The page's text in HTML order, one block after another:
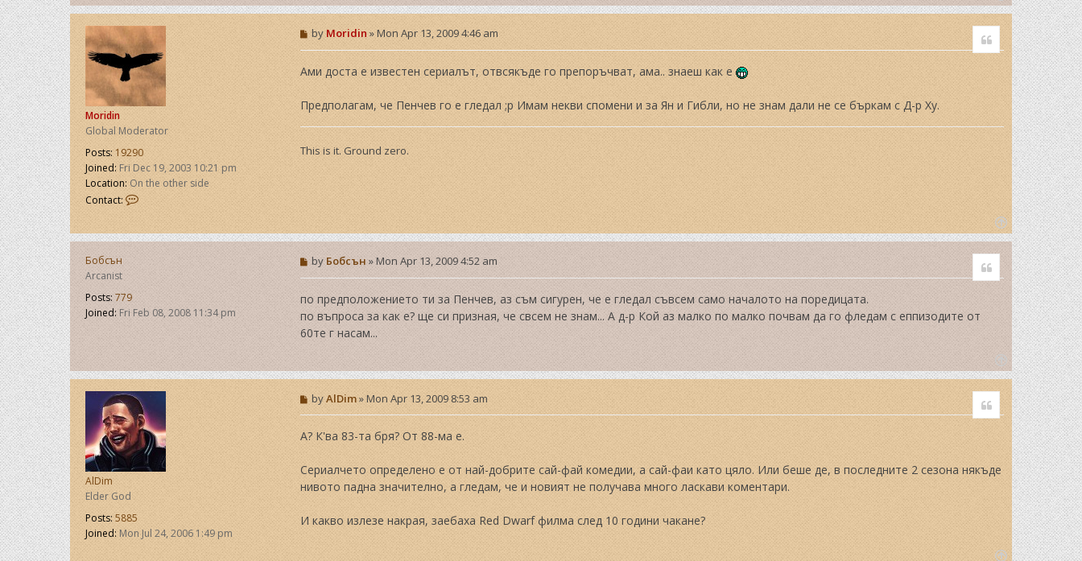
T
o
p
Moridin
Global Moderator
Posts: 19290
Joined:Fri Dec 19, 2003 10:21 pm
Location:On the other side
Contact:
C
o
n
t
a
c
t
M
o
r
i
d
i
n
Quote
P
o
s
t
byMoridin»Mon Apr 13, 2009 4:46 am
Ами доста е известен сериалът, отвсякъде го препоръчват, ама.. знаеш как е
Предполагам, че Пенчев го е гледал ;р Имам некви спомени и за Ян и Гибли, но не знам дали не се бъркам с Д-р Ху.
This is it. Ground zero.
T
o
p
Бобсън
Arcanist
Posts: 779
Joined:Fri Feb 08, 2008 11:34 pm
Quote
P
o
s
t
byБобсън»Mon Apr 13, 2009 4:52 am
по предположението ти за Пенчев, аз съм сигурен, че е гледал съвсем само началото на поредицата.
по въпроса за как е? ще си призная, че свсем не знам... А д-р Кой аз малко по малко почвам да го фледам с еппизодите от
60те г насам...
T
o
p
AlDim
Elder God
Posts: 5885
Joined:Mon Jul 24, 2006 1:49 pm
Quote
P
o
s
t
byAlDim»Mon Apr 13, 2009 8:53 am
А? К'ва 83-та бря? От 88-ма е.
Сериалчето определено е от най-добрите сай-фай комедии, а сай-фаи като цяло. Или беше де, в последните 2 сезона някъде
нивото падна значително, а гледам, че и новият не получава много ласкави коментари.
И какво излезе накрая, заебаха Red Dwarf филма след 10 години чакане?